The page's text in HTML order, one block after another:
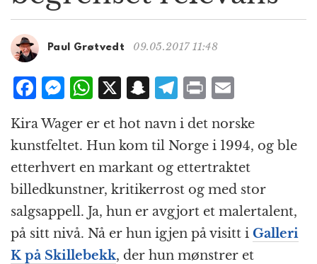
t
n
Paul Grøtvedt 09.05.2017 11:48
F
c
e
b
o
o
k
M
ss
e
n
g
e
r
W
at
s
A
p
p
X S
a
p
c
h
at
T
el
e
g
r
a
m
P
n
t
m
ai
l
Kira Wager er et hot navn i det norske
kunstfeltet. Hun kom til Norge i 1994, og ble
etterhvert en markant og ettertraktet
billedkunstner, kritikerrost og med stor
salgsappell. Ja, hun er avgjort et malertalent,
på sitt nivå. Nå er hun igjen på visitt i Galleri
K på Skillebekk, der hun mønstrer et